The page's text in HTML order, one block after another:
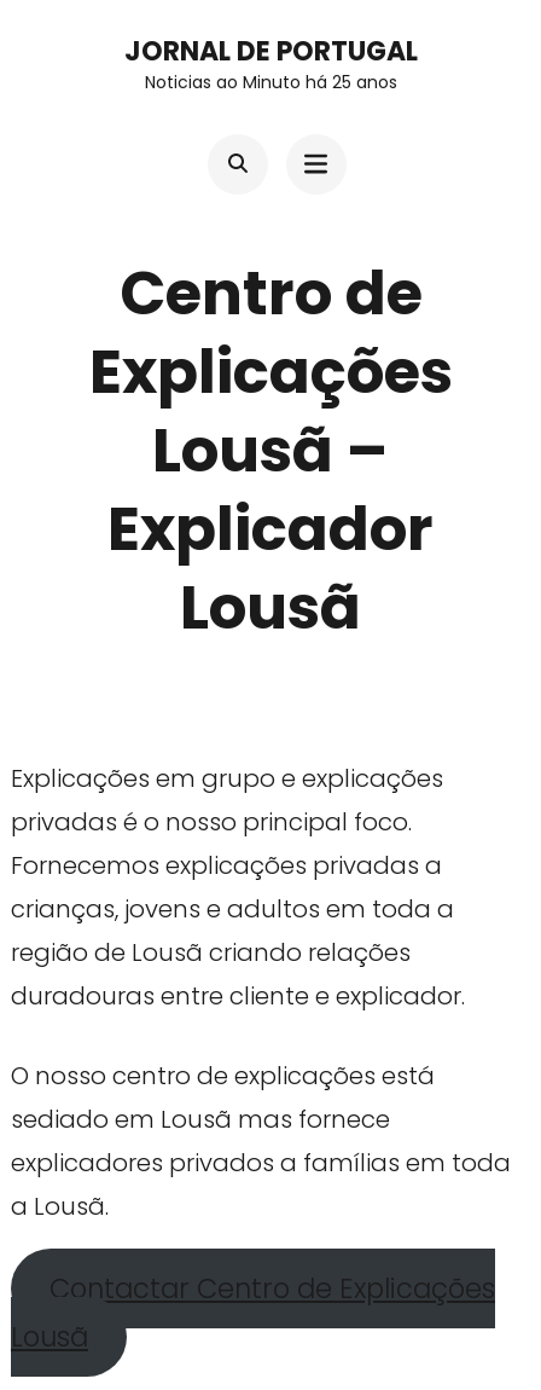
JORNAL DE PORTUGAL
Noticias ao Minuto há 25 anos
Centro de
Explicações
Lousã –
Explicador
Lousã
Explicações em grupo e explicações
privadas é o nosso principal foco.
Fornecemos explicações privadas a
crianças, jovens e adultos em toda a
região de Lousã criando relações
duradouras entre cliente e explicador.
O nosso centro de explicações está
sediado em Lousã mas fornece
explicadores privados a famílias em toda
a Lousã.
Contactar Centro de Explicações
Lousã